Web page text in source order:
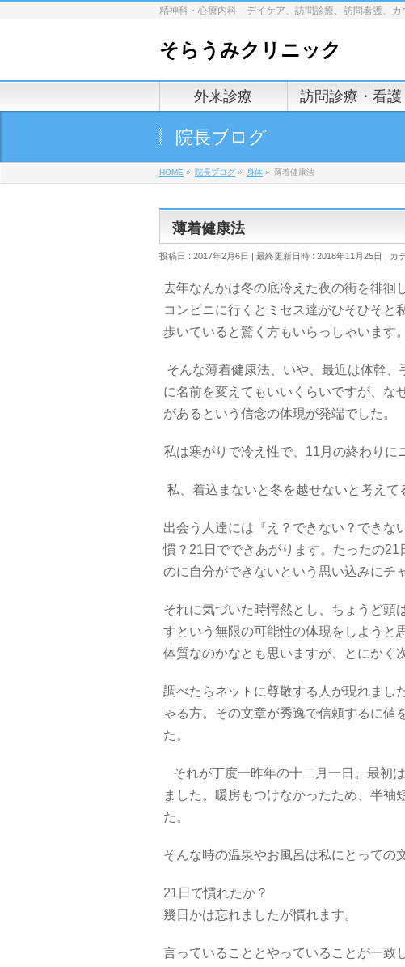
精神科・心療内科 デイケア、訪問診療、訪問看護、カ
そらうみクリニック
外来診療 訪問診療・看護
院長ブログ
HOME » 院長ブログ » 身体 » 薄着健康法
薄着健康法
投稿日 : 2017年2月6日 最終更新日時 : 2018年11月25日 カ
去年なんかは冬の底冷えた夜の街を徘徊
コンビニに行くとミセス達がひそひそと
歩いていると驚く方もいらっしゃいます。
そんな薄着健康法、いや、最近は体幹
に名前を変えてもいいくらいですが、な
があるという信念の体現が発端でした。
私は寒がりで冷え性で、11月の終わりに
私、着込まないと冬を越せないと考えて
出会う人達には『え？できない？できな
慣？21日でできあがります。たったの
のに自分ができないという思い込みにチ
それに気づいた時愕然とし、ちょうど頭
すという無限の可能性の体現をしようと
体質なのかなとも思いますが、とにかく
調べたらネットに尊敬する人が現れま
ゃる方。その文章が秀逸で信頼するに値
た。
それが丁度一昨年の十二月一日。最初
ました。暖房もつけなかったため、半袖
た。
そんな時の温泉やお風呂は私にとっての
21日で慣れたか？
幾日かは忘れましたが慣れます。
言っていることとやっていることが一致